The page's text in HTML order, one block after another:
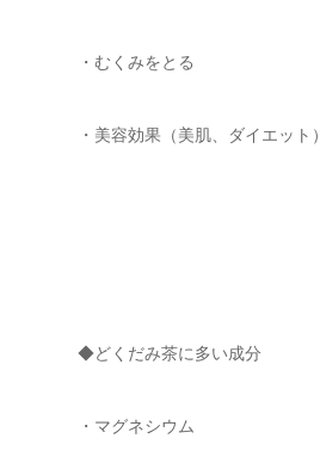
・むくみをとる
・美容効果（美肌、ダイエット）
◆どくだみ茶に多い成分
・マグネシウム